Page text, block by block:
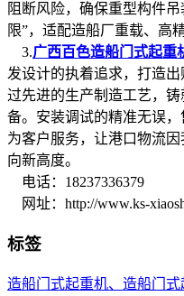
阻断风险，确保重型构件
限”，适配造船厂重载、高
3.广西百色造船门式起重
发设计的执着追求，打造
过先进的生产制造工艺，
备。安装调试的精准无误
为客户服务，让港口物流
向新高度。
电话：18237336379
网址：http://www.ks-
标签
造船门式起重机、造船门